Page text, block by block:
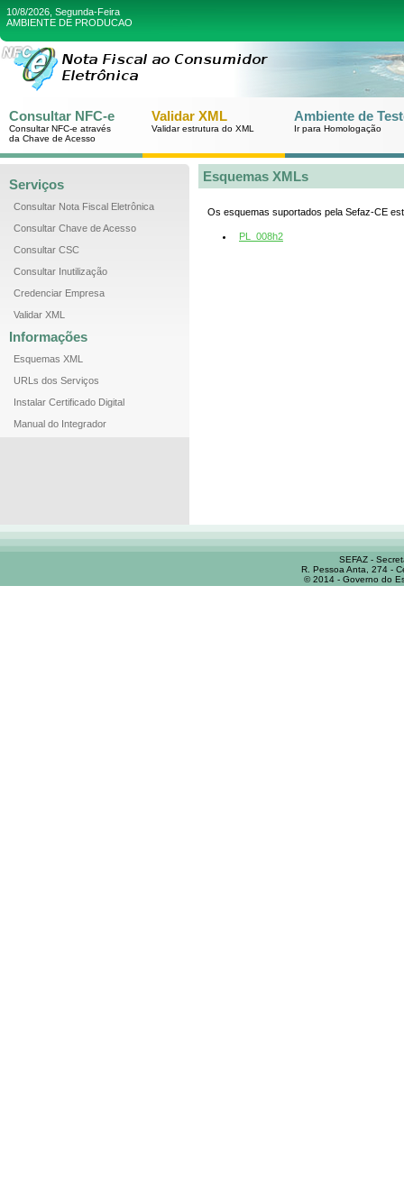
10/8/2026, Segunda-Feira
AMBIENTE DE PRODUCAO
Consultar NFC-e
Consultar NFC-e através
da Chave de Acesso
Validar XML
Validar estrutura do XML
Ambiente de
Ir para Homologação
Serviços
Consultar Nota Fiscal Eletrônica
Consultar Chave de Acesso
Consultar CSC
Consultar Inutilização
Credenciar Empresa
Validar XML
Informações
Esquemas XML
URLs dos Serviços
Instalar Certificado Digital
Manual do Integrador
Esquemas XMLs
Os esquemas suportados pela Sefaz-CE
PL_008h2
SEFAZ -
R. Pessoa Anta, 274 -
© 2014 - Governo do